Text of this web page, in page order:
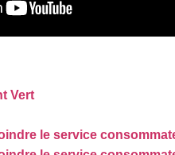
Vert
le service